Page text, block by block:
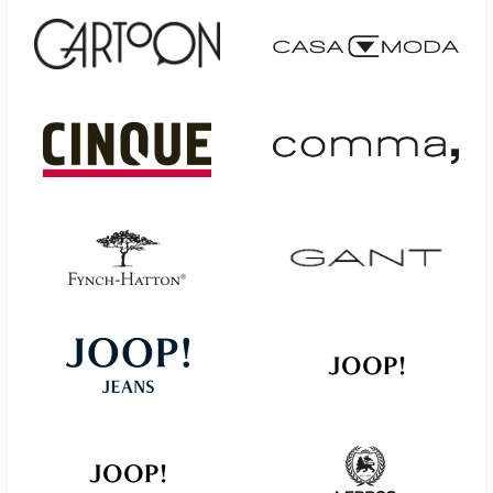
QS
RABE
S.OLIVER RED LABEL
SCHIESSER
STRELLSON
TONI